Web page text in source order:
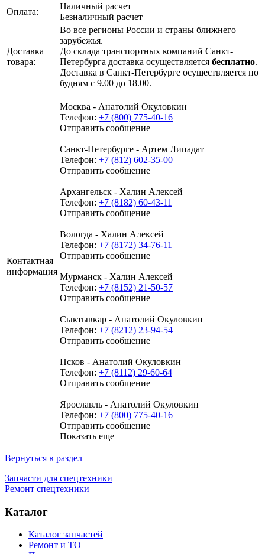
Оплата:
Наличный расчет
Безналичный расчет
Доставка
товара:
Во все регионы России и страны ближнего
зарубежья.
До склада транспортных компаний Санкт-
Петербурга доставка осуществляется бесплатно.
Доставка в Санкт-Петербурге осуществляется по
будням с 9.00 до 18.00.
Контактная
информация
Москва - Анатолий Окуловкин
Телефон: +7 (800) 775-40-16
Отправить сообщение
Санкт-Петербурге - Артем Липадат
Телефон: +7 (812) 602-35-00
Отправить сообщение
Архангельск - Халин Алексей
Телефон: +7 (8182) 60-43-11
Отправить сообщение
Вологда - Халин Алексей
Телефон: +7 (8172) 34-76-11
Отправить сообщение
Мурманск - Халин Алексей
Телефон: +7 (8152) 21-50-57
Отправить сообщение
Сыктывкар - Анатолий Окуловкин
Телефон: +7 (8212) 23-94-54
Отправить сообщение
Псков - Анатолий Окуловкин
Телефон: +7 (8112) 29-60-64
Отправить сообщение
Ярославль - Анатолий Окуловкин
Телефон: +7 (800) 775-40-16
Отправить сообщение
Показать еще
Вернуться в раздел
Запчасти для спецтехники
Ремонт спецтехники
Каталог
Каталог запчастей
Ремонт и ТО